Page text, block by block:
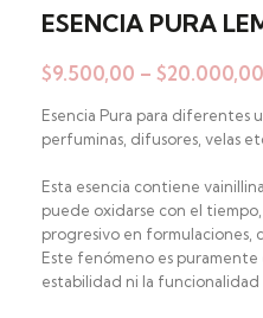
ESENCIA PURA
$9.500,00 – $20.000,00
Esencia Pura para diferentes
perfuminas, difusores, velas
Esta esencia contiene
puede oxidarse con el
progresivo en formulaciones,
Este fenómeno es
estabilidad ni la